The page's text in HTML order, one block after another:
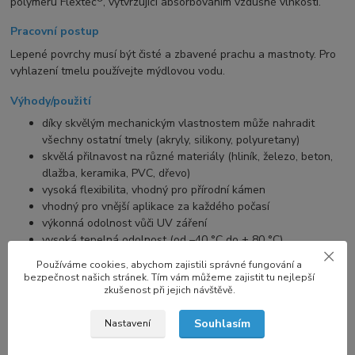
Pracovní postup
Lepené povrchy musí být čisté a zbavené prachu a mastnoty. Pro
vyhlazení tmelu používejte mýdlovou vodu.
Výhody/použití
díky skvělým mechanickým vlastnostem může nahradit
všechny ostatní tmely (akryly, silikony, polyuretany)
skvělá přilnavost na různé materiály (hliník, železo, beton,
dlažba, keramika, PVC, dřevo)
vysoká flexibilita, vhodný pro přírodní kámen
vhodný pro vnější aplikace za každého počasí
výkonná odolnost vůči UV záření
vysoká tepelná odolnost (od –40 °C do + 80 °C)
po vytvrzení částečně přetíratelný
Podobné produkty 2
Používáme cookies, abychom zajistili správné fungování a
bezpečnost našich stránek. Tím vám můžeme zajistit tu nejlepší
zkušenost při jejich návštěvě.
Nastavení Souhlasím